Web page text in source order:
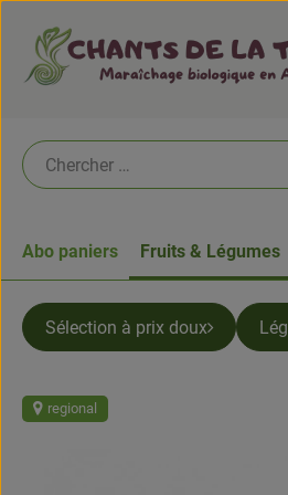
Abo paniers Fruits & Légumes
Sélection à prix doux
regional